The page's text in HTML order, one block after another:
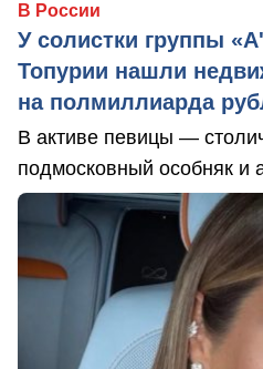
В России
У солистки группы
Топурии нашли
на полмиллиарда
В активе певицы —
подмосковный особняк